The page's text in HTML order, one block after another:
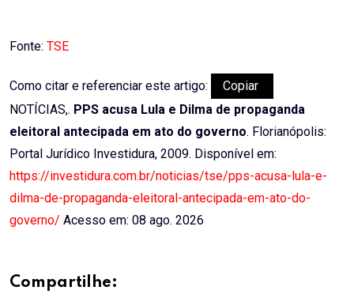
Fonte: TSE
Como citar e referenciar este artigo:
Copiar
NOTÍCIAS,. PPS acusa Lula e Dilma de propaganda
eleitoral antecipada em ato do governo. Florianópolis:
Portal Jurídico Investidura, 2009. Disponível em:
https://investidura.com.br/noticias/tse/pps-acusa-lula-e-
dilma-de-propaganda-eleitoral-antecipada-em-ato-do-
governo/ Acesso em: 08 ago. 2026
Compartilhe: